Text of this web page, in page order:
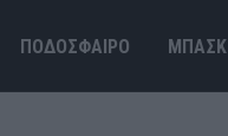
ΠΟΔΟΣΦΑΙΡΟ